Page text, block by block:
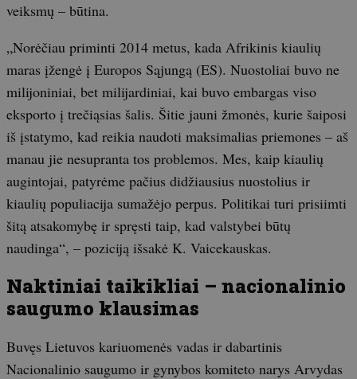
veiksmų – būtina.
„Norėčiau priminti 2014 metus, kada Afrikinis kiaulių
maras įžengė į Europos Sąjungą (ES). Nuostoliai buvo ne
milijoniniai, bet milijardiniai, kai buvo embargas viso
eksporto į trečiąsias šalis. Šitie jauni žmonės, kurie šaiposi
iš įstatymo, kad reikia naudoti maksimalias priemones – aš
manau jie nesupranta tos problemos. Mes, kaip kiaulių
augintojai, patyrėme pačius didžiausius nuostolius ir
kiaulių populiacija sumažėjo perpus. Politikai turi prisiimti
šitą atsakomybę ir spręsti taip, kad valstybei būtų
naudinga“, – poziciją išsakė K. Vaicekauskas.
Naktiniai taikikliai – nacionalinio
saugumo klausimas
Buvęs Lietuvos kariuomenės vadas ir dabartinis
Nacionalinio saugumo ir gynybos komiteto narys Arvydas